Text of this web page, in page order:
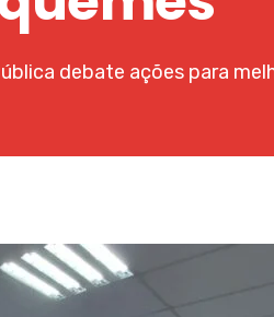
debate ações para